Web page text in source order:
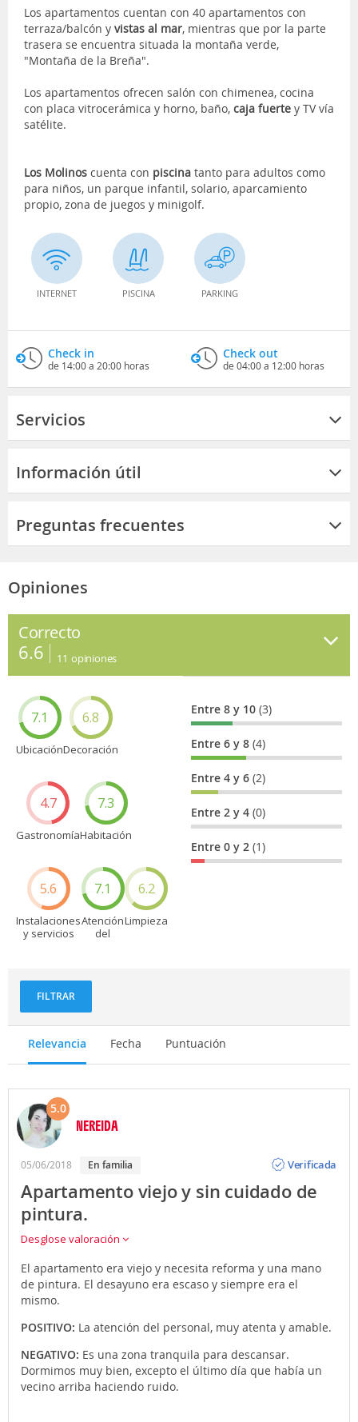
Los apartamentos cuentan con 40 apartamentos con
terraza/balcón y vistas al mar, mientras que por la parte
trasera se encuentra situada la montaña verde,
"Montaña de la Breña".
Los apartamentos ofrecen salón con chimenea, cocina
con placa vitrocerámica y horno, baño, caja fuerte y TV vía
satélite.
Los Molinos cuenta con piscina tanto para adultos como
para niños, un parque infantil, solario, aparcamiento
propio, zona de juegos y minigolf.
INTERNET PISCINA PARKING
Check in
de 14:00 a 20:00 horas
Check out
de 04:00 a 12:00 horas
Servicios
Información útil
Preguntas frecuentes
Opiniones
Correcto
6.6 11 opiniones
7.1
Ubicación
6.8
Decoración
4.7
Gastronomía
7.3
Habitación
5.6
Instalaciones
y servicios
7.1
Atención
del
6.2
Limpieza
Entre 8 y 10(3)
Entre 6 y 8(4)
Entre 4 y 6(2)
Entre 2 y 4(0)
Entre 0 y 2(1)
FILTRAR
Relevancia Fecha Puntuación
5.0
NEREIDA
05/06/2018 en familia
Verificada
Apartamento viejo y sin cuidado de
pintura.
Desglose valoración
El apartamento era viejo y necesita reforma y una mano
de pintura. El desayuno era escaso y siempre era el
mismo.
POSITIVO: La atención del personal, muy atenta y amable.
NEGATIVO: Es una zona tranquila para descansar.
Dormimos muy bien, excepto el último día que había un
vecino arriba haciendo ruido.